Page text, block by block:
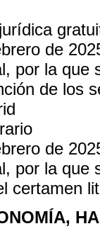
de
por la que
de los
de
por la que
certamen